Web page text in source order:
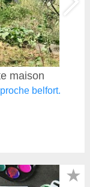
maison
belfort.
★